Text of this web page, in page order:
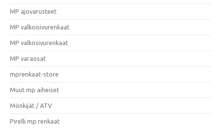
MP ajovarusteet
MP valkoisivurenkaat
MP valkosivurenkaat
MP varaosat
mprenkaat-store
Muut mp aiheiset
Mönkijät / ATV
Pirelli mp renkaat